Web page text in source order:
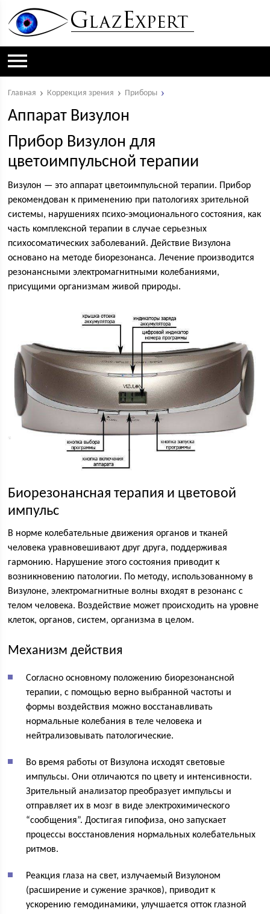
Главная Коррекция зрения Приборы
Аппарат Визулон
Прибор Визулон для
цветоимпульсной терапии
Визулон — это аппарат цветоимпульсной терапии. Прибор
рекомендован к применению при патологиях зрительной
системы, нарушениях психо-эмоционального состояния, как
часть комплексной терапии в случае серьезных
психосоматических заболеваний. Действие Визулона
основано на методе биорезонанса. Лечение производится
резонансными электромагнитными колебаниями,
присущими организмам живой природы.
Биорезонансная терапия и цветовой
импульс
В норме колебательные движения органов и тканей
человека уравновешивают друг друга, поддерживая
гармонию. Нарушение этого состояния приводит к
возникновению патологии. По методу, использованному в
Визулоне, электромагнитные волны входят в резонанс с
телом человека. Воздействие может происходить на уровне
клеток, органов, систем, организма в целом.
Механизм действия
Согласно основному положению биорезонансной
терапии, с помощью верно выбранной частоты и
формы воздействия можно восстанавливать
нормальные колебания в теле человека и
нейтрализовывать патологические.
Во время работы от Визулона исходят световые
импульсы. Они отличаются по цвету и интенсивности.
Зрительный анализатор преобразует импульсы и
отправляет их в мозг в виде электрохимического
“сообщения”. Достигая гипофиза, оно запускает
процессы восстановления нормальных колебательных
ритмов.
Реакция глаза на свет, излучаемый Визулоном
(расширение и сужение зрачков), приводит к
ускорению гемодинамики, улучшается отток глазной